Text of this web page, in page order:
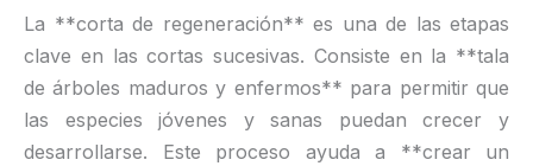
La **corta de regeneración** es una de las etapas
clave en las cortas sucesivas. Consiste en la **tala
de árboles maduros y enfermos** para permitir que
las especies jóvenes y sanas puedan crecer y
desarrollarse. Este proceso ayuda a **crear un